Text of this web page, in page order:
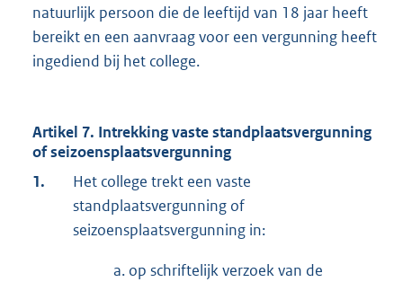
natuurlijk persoon die de leeftijd van 18 jaar heeft
bereikt en een aanvraag voor een vergunning heeft
ingediend bij het college.
Artikel 7. Intrekking vaste standplaatsvergunning
of seizoensplaatsvergunning
1.
Het college trekt een vaste
standplaatsvergunning of
seizoensplaatsvergunning in:
a. op schriftelijk verzoek van de